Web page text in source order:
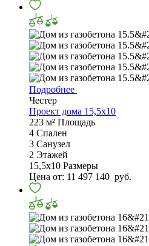
Подробнее
Честер
Проект дома 15,5х10
223 м² Площадь
4 Спален
3 Санузел
2 Этажей
15,5х10 Размеры
Цена от: 11 497 140 руб.